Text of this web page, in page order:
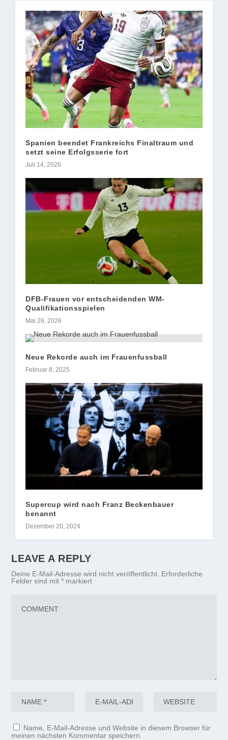
Spanien beendet Frankreichs Finaltraum und
setzt seine Erfolgsserie fort
Juli 14, 2026
DFB-Frauen vor entscheidenden WM-
Qualifikationsspielen
Mai 26, 2026
Neue Rekorde auch im Frauenfussball
Februar 8, 2025
Supercup wird nach Franz Beckenbauer
benannt
Dezember 20, 2024
LEAVE A REPLY
Deine E-Mail-Adresse wird nicht veröffentlicht. Erforderliche
Felder sind mit* markiert
Name, E-Mail-Adresse und Website in diesem Browser für
meinen nächsten Kommentar speichern.